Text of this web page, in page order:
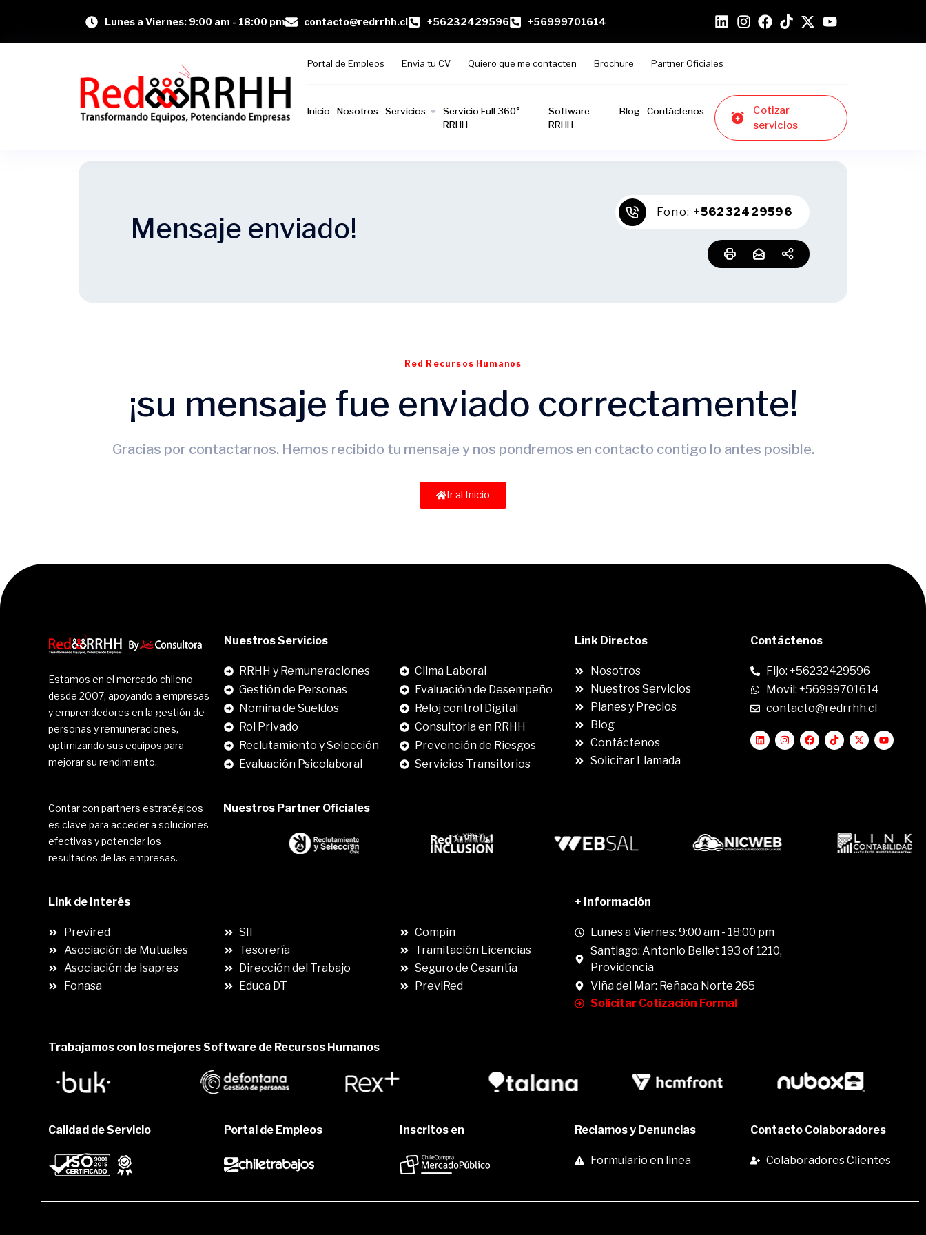
Lunes a Viernes: 9:00 am - 18:00 pm contacto@redrrhh.cl +56232429596 +56999701614
Portal de Empleos Envia tu CV Quiero que me contacten Brochure Partner Oficiales
Inicio Nosotros Servicios
Servicio Full 360°
RRHH
Software
RRHH
Blog Contáctenos
Cotizar
servicios
Mensaje enviado! Fono: +56232429596
Red Recursos Humanos
¡su mensaje fue enviado correctamente!
Gracias por contactarnos. Hemos recibido tu mensaje y nos pondremos en contacto contigo lo antes posible.
Ir al Inicio
Estamos en el mercado chileno
desde 2007, apoyando a empresas
y emprendedores en la gestión de
personas y remuneraciones,
optimizando sus equipos para
mejorar su rendimiento.
Nuestros Servicios
RRHH y Remuneraciones
Gestión de Personas
Nomina de Sueldos
Rol Privado
Reclutamiento y Selección
Evaluación Psicolaboral
Clima Laboral
Evaluación de Desempeño
Reloj control Digital
Consultoria en RRHH
Prevención de Riesgos
Servicios Transitorios
Link Directos
Nosotros
Nuestros Servicios
Planes y Precios
Blog
Contáctenos
Solicitar Llamada
Contáctenos
Fijo: +56232429596
Movil: +56999701614
contacto@redrrhh.cl
Contar con partners estratégicos
es clave para acceder a soluciones
efectivas y potenciar los
resultados de las empresas.
Nuestros Partner Oficiales
Link de Interés
Previred
Asociación de Mutuales
Asociación de Isapres
Fonasa
SII
Tesorería
Dirección del Trabajo
Educa DT
Compin
Tramitación Licencias
Seguro de Cesantía
PreviRed
+ Información
Lunes a Viernes: 9:00 am - 18:00 pm
Santiago: Antonio Bellet 193 of 1210,
Providencia
Viña del Mar: Reñaca Norte 265
Solicitar Cotización Formal
Trabajamos con los mejores Software de Recursos Humanos
Calidad de Servicio Portal de Empleos Inscritos en Reclamos y Denuncias
Formulario en linea
Contacto Colaboradores
Colaboradores Clientes